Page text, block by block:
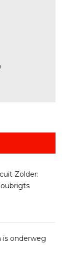
Zolder:
is onderweg